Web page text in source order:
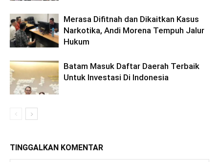
Merasa Difitnah dan Dikaitkan Kasus
Narkotika, Andi Morena Tempuh Jalur
Hukum
Batam Masuk Daftar Daerah Terbaik
Untuk Investasi Di Indonesia
TINGGALKAN KOMENTAR